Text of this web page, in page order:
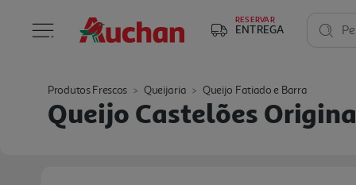
RESERVAR
ENTREGA
Produtos Frescos Queijaria Queijo Fatiado e Barra
Queijo Castelões